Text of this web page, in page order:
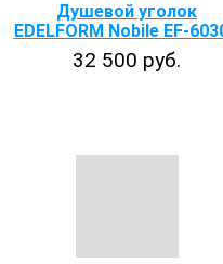
Душевой уголок
EDELFORM Nobile EF-
32 500 руб.